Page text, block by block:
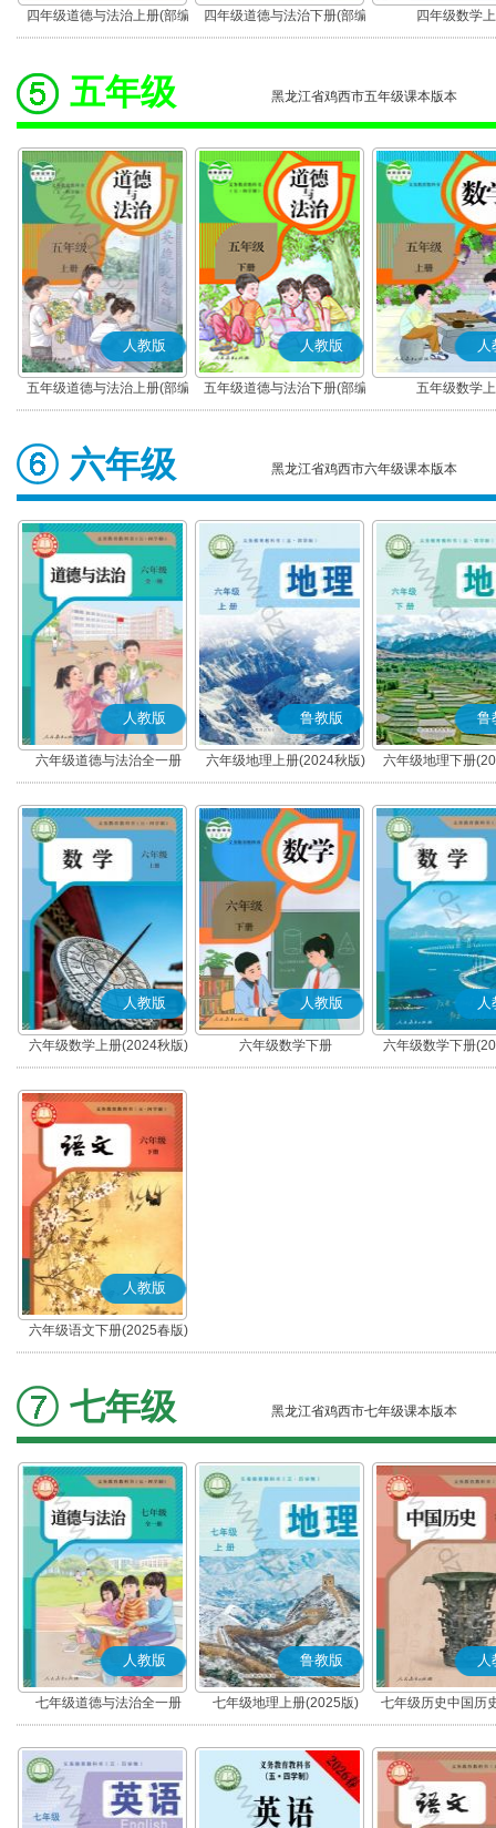
四年级道德与法治上册(部编
版)
四年级道德与法治下册(部编
版)
四年级数学
五年级 黑龙江省鸡西市五年级课本版本
人教版
五年级道德与法治上册(部编
版)
人教版
五年级道德与法治下册(部编
版)
人
五年级数学
六年级 黑龙江省鸡西市六年级课本版本
人教版
六年级道德与法治全一册
(2024秋版)(部编版)
鲁教版
六年级地理上册(2024秋版)
鲁
六年级地理下册
人教版
六年级数学上册(2024秋版)
人教版
六年级数学下册
人
六年级数学下册
人教版
六年级语文下册(2025春版)
(部编版)
七年级 黑龙江省鸡西市七年级课本版本
人教版
七年级道德与法治全一册
(2025秋版)(部编版)
鲁教版
七年级地理上册(2025版)
人
七年级历史中国历
(2024秋版)(部